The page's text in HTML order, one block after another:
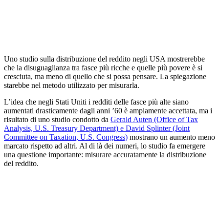
Uno studio sulla distribuzione del reddito negli USA mostrerebbe
che la disuguaglianza tra fasce più ricche e quelle più povere è si
cresciuta, ma meno di quello che si possa pensare. La spiegazione
starebbe nel metodo utilizzato per misurarla.
L’idea che negli Stati Uniti i redditi delle fasce più alte siano
aumentati drasticamente dagli anni ’60 è ampiamente accettata, ma i
risultato di uno studio condotto da Gerald Auten (Office of Tax
Analysis, U.S. Treasury Department) e David Splinter (Joint
Committee on Taxation, U.S. Congress) mostrano un aumento meno
marcato rispetto ad altri. Al di là dei numeri, lo studio fa emergere
una questione importante: misurare accuratamente la distribuzione
del reddito.